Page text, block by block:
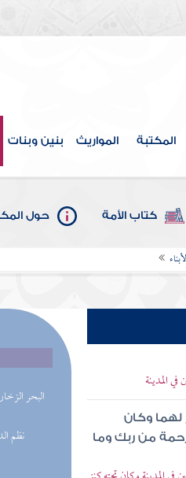
المكتبة المواريث بنين وبنات
كتاب الأمة حول
(2)
المدينة
لهما وكان
من ربك وما